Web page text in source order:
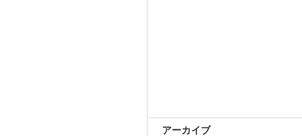
アーカイブ